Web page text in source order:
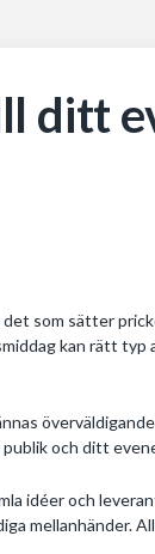
ditt
som sätter
kan rätt typ
och ditt
idéer och
mellanhänder.